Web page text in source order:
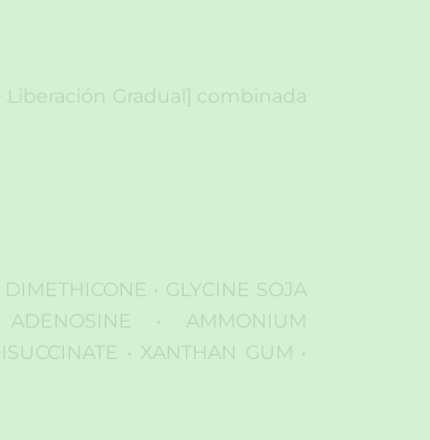
Gradual] combinada
• GLYCINE SOJA
• AMMONIUM
• XANTHAN GUM •